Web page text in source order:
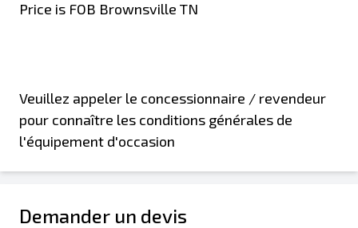
Price is FOB Brownsville TN
Veuillez appeler le concessionnaire / revendeur
pour connaître les conditions générales de
l'équipement d'occasion
Demander un devis